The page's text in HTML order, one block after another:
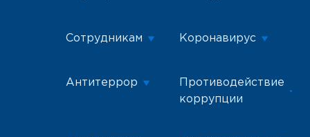
Сотрудникам Коронавирус
Антитеррор
Противодействие
коррупции